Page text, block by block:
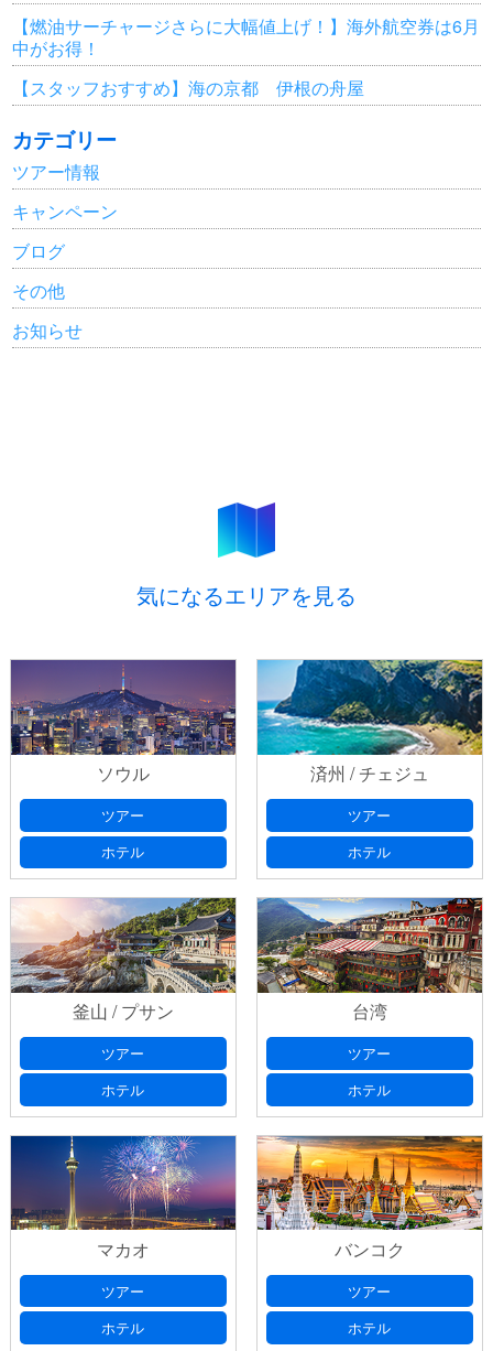
【燃油サーチャージさらに大幅値上げ！】海外航空券は6月
中がお得！
【スタッフおすすめ】海の京都 伊根の舟屋
カテゴリー
ツアー情報
キャンペーン
ブログ
その他
お知らせ
気になるエリアを見る
ソウル
ツアー
ホテル
済州 / チェジュ
ツアー
ホテル
釜山 / プサン
ツアー
ホテル
台湾
ツアー
ホテル
マカオ
ツアー
ホテル
バンコク
ツアー
ホテル